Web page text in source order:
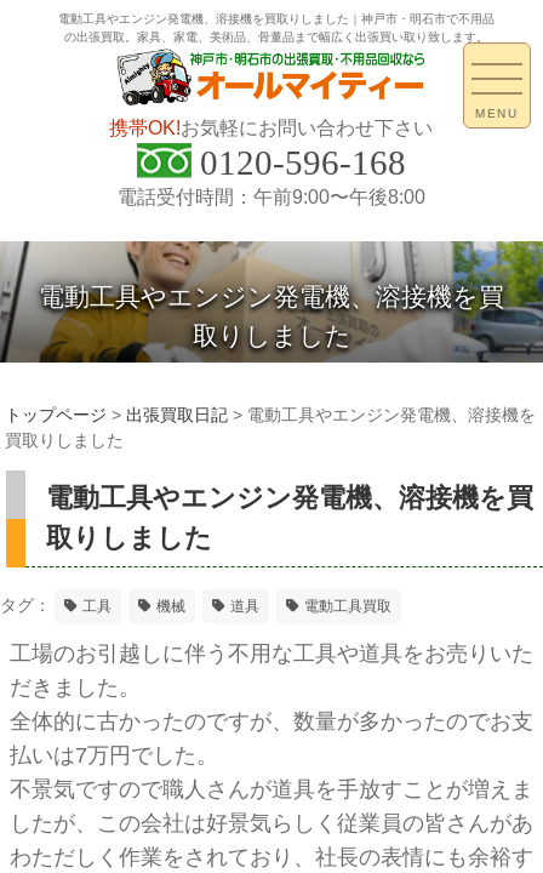
電動工具やエンジン発電機、溶接機を買取りしました｜神戸市・明石市で不用品
の出張買取。家具、家電、美術品、骨董品まで幅広く出張買い取り致します。
携帯OK!お気軽にお問い合わせ下さい
0120-596-168
電話受付時間：午前9:00〜午後8:00
電動工具やエンジン発電機、溶接機を買
取りしました
MENU
トップページ > 出張買取日記 > 電動工具やエンジン発電機、溶接機を
買取りしました
電動工具やエンジン発電機、溶接機を買
取りしました
タグ： 工具 機械 道具 電動工具買取
工場のお引越しに伴う不用な工具や道具をお売りいた
だきました。
全体的に古かったのですが、数量が多かったのでお支
払いは7万円でした。
不景気ですので職人さんが道具を手放すことが増えま
したが、この会社は好景気らしく従業員の皆さんがあ
わただしく作業をされており、社長の表情にも余裕す